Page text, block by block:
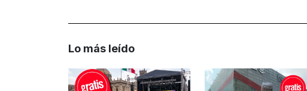
Lo más leído